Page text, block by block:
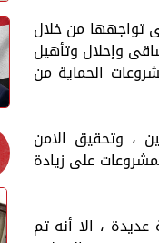
تواجهها من خلال
وإحلال وتأهيل
الحماية من
، وتحقيق الامن
على زيادة
، الا أنه تم